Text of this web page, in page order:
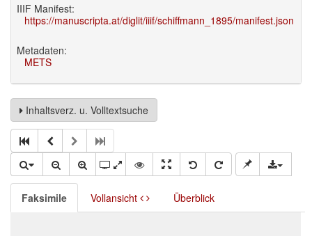
IIIF Manifest:
https://manuscripta.at/diglit/iiif/schiffmann_1895/manifest.json
Metadaten:
METS
Inhaltsverz. u. Volltextsuche
Faksimile Vollansicht Überblick